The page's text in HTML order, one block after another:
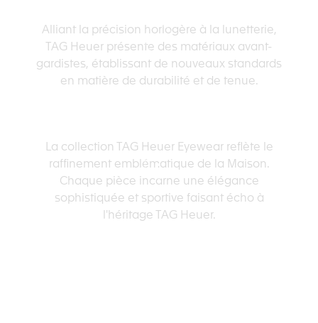
Alliant la précision horlogère à la lunetterie,
TAG Heuer présente des matériaux avant-
gardistes, établissant de nouveaux standards
en matière de durabilité et de tenue.
La collection TAG Heuer Eyewear reflète le
raffinement emblématique de la Maison.
Chaque pièce incarne une élégance
sophistiquée et sportive faisant écho à
l'héritage TAG Heuer.